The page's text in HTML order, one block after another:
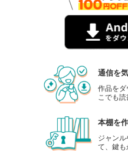
通信を
作品を
こでも読
本棚を
ジャン
て、鍵も